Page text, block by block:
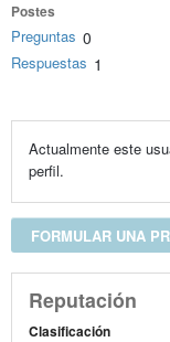
Postes
Preguntas 0
Respuestas 1
Actualmente este
perfil.
FORMULAR UNA
Reputación
Clasificación